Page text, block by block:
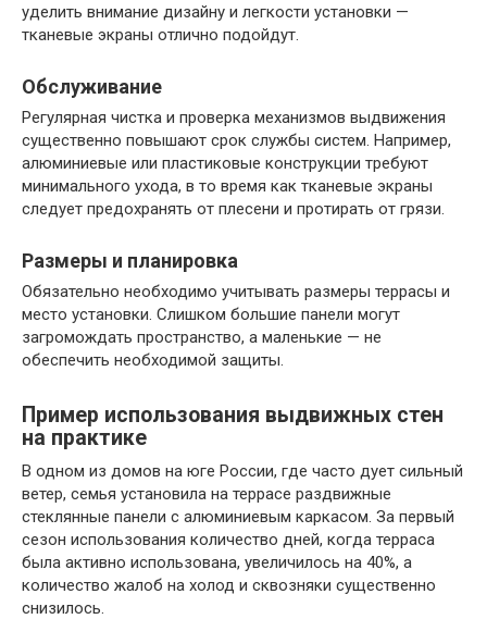
уделить внимание дизайну и легкости установки —
тканевые экраны отлично подойдут.
Обслуживание
Регулярная чистка и проверка механизмов выдвижения
существенно повышают срок службы систем. Например,
алюминиевые или пластиковые конструкции требуют
минимального ухода, в то время как тканевые экраны
следует предохранять от плесени и протирать от грязи.
Размеры и планировка
Обязательно необходимо учитывать размеры террасы и
место установки. Слишком большие панели могут
загромождать пространство, а маленькие — не
обеспечить необходимой защиты.
Пример использования выдвижных стен
на практике
В одном из домов на юге России, где часто дует сильный
ветер, семья установила на террасе раздвижные
стеклянные панели с алюминиевым каркасом. За первый
сезон использования количество дней, когда терраса
была активно использована, увеличилось на 40%, а
количество жалоб на холод и сквозняки существенно
снизилось.